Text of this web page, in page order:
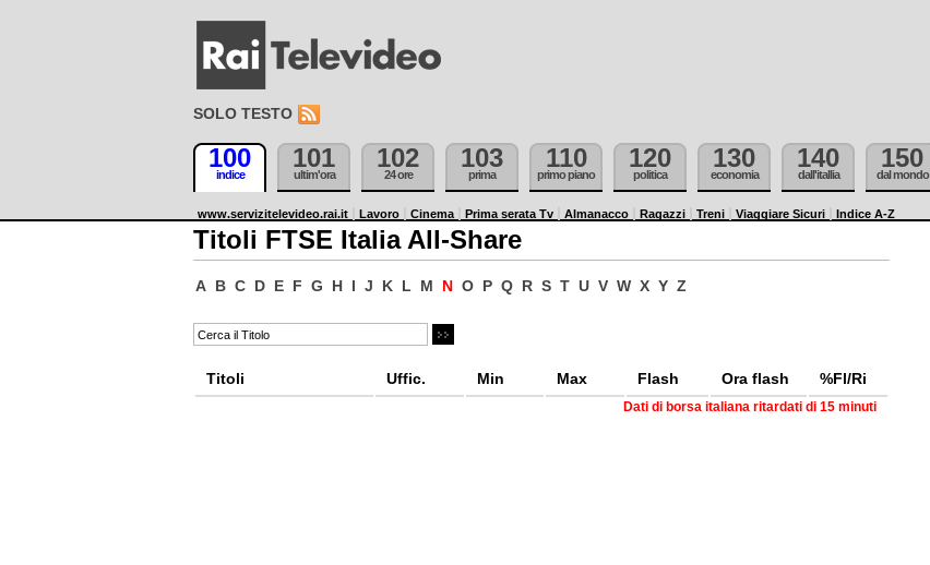
SOLO TESTO
100
indice
101
ultim'ora
102
24 ore
103
prima
110
primo piano
120
politica
130
economia
140
dall'itallia
150
dal mondo
www.servizitelevideo.rai.it Lavoro Cinema Prima serata Tv Almanacco Ragazzi Treni Viaggiare Sicuri Indice A-Z
Titoli FTSE Italia All-Share
A B C D E F G H I J K L M N O P Q R S T U V W X Y Z
Titoli Uffic. Min Max Flash Ora flash %Fl/Ri
Dati di borsa italiana ritardati di 15 minuti